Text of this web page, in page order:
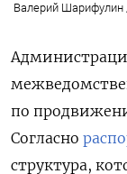
Валерий Шарифулин
по
Согласно
структура,